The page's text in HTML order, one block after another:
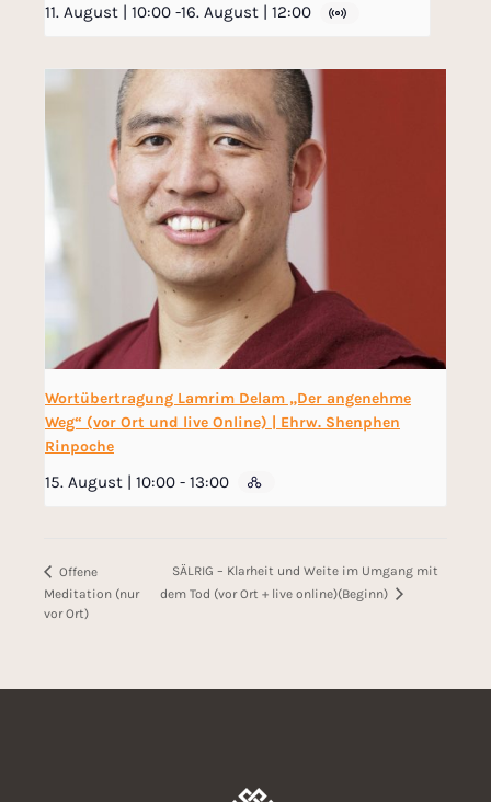
11. August | 10:00 -16. August | 12:00
Wortübertragung Lamrim Delam „Der angenehme
Weg“ (vor Ort und live Online) | Ehrw. Shenphen
Rinpoche
15. August | 10:00 - 13:00
Offene
Meditation (nur
vor Ort)
SÄLRIG – Klarheit und Weite im Umgang mit
dem Tod (vor Ort + live online)(Beginn)